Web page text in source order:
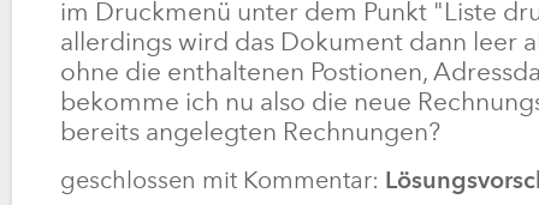
im Druckmenü unter dem Punkt "Liste
allerdings wird das Dokument dann leer
ohne die enthaltenen Postionen,
bekomme ich nu also die neue
bereits angelegten Rechnungen?
geschlossen mit Kommentar: